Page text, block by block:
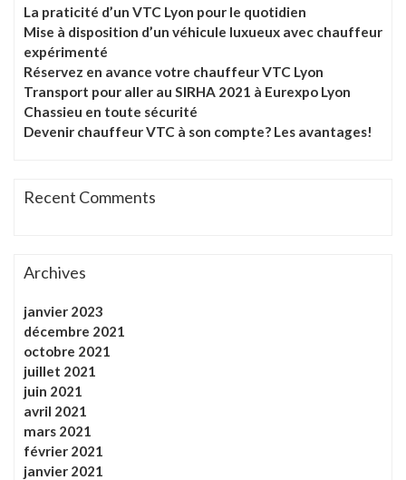
La praticité d’un VTC Lyon pour le quotidien
Mise à disposition d’un véhicule luxueux avec chauffeur
expérimenté
Réservez en avance votre chauffeur VTC Lyon
Transport pour aller au SIRHA 2021 à Eurexpo Lyon
Chassieu en toute sécurité
Devenir chauffeur VTC à son compte? Les avantages!
Recent Comments
Archives
janvier 2023
décembre 2021
octobre 2021
juillet 2021
juin 2021
avril 2021
mars 2021
février 2021
janvier 2021